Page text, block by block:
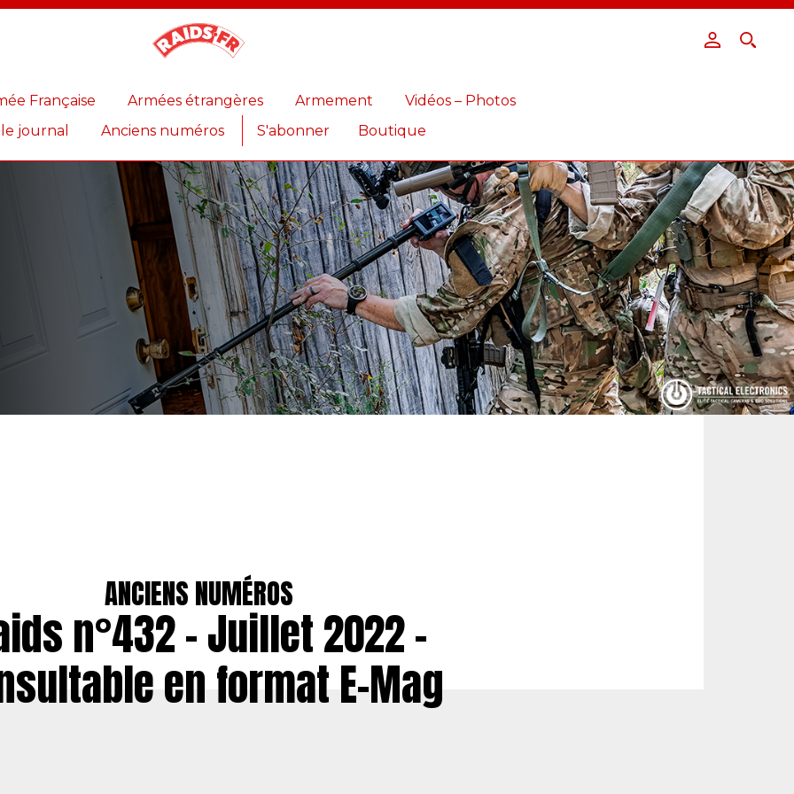
Française Armées étrangères Armement
Vidéos – Photos
journal
Anciens numéros S'abonner Boutique
ANCIENS NUMÉROS
n°432 – Juillet 2022 –
en format E-Mag